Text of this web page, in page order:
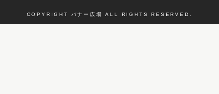
COPYRIGHT バナー広場 ALL RIGHTS RESERVED.